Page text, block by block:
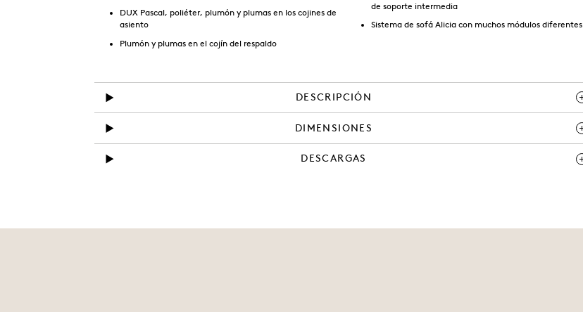
DUX Pascal, poliéter, plumón y plumas en los cojines de
asiento
Plumón y plumas en el cojín del respaldo
de soporte intermedia
Sistema de sofá Alicia con muchos módulos diferentes
DESCRIPCIÓN
DIMENSIONES
DESCARGAS